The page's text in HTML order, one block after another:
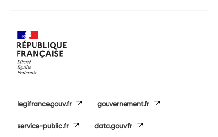
legifrance.gouv.fr gouvernement.fr
service-public.fr data.gouv.fr